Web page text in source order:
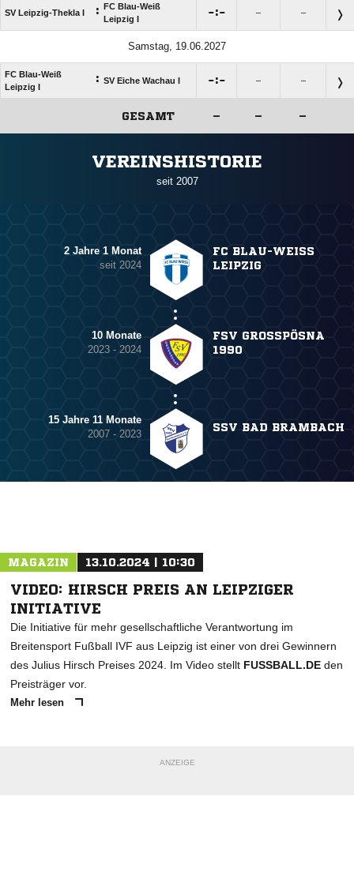
SV Leipzig-Thekla I : FC Blau-Weiß
Leipzig I
: – –
Samstag, 19.06.2027
FC Blau-Weiß
Leipzig I
: SV Eiche Wachau I : – –
GESAMT – – –
VEREINSHISTORIE
seit 2007
2 Jahre 1 Monat
seit 2024
FC BLAU-WEISS L
EIPZIG
10 Monate
2023 - 2024
FSV GROSSPÖSNA 1
990
15 Jahre 11 Monate
2007 - 2023
SSV BAD BRAMBACH
MAGAZIN 13.10.2024 | 10:30
VIDEO: HIRSCH PREIS AN LEIPZIGER
INITIATIVE
Die Initiative für mehr gesellschaftliche Verantwortung im
Breitensport Fußball IVF aus Leipzig ist einer von drei Gewinnern
des Julius Hirsch Preises 2024. Im Video stellt FUSSBALL.DE den
Preisträger vor.
Mehr lesen
ANZEIGE